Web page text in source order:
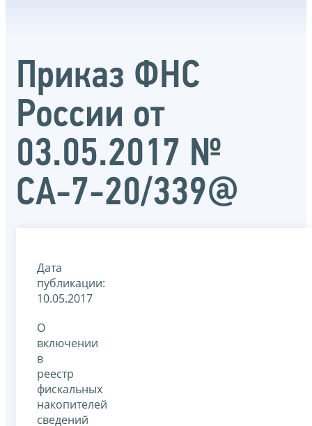
Приказ ФНС
России от
03.05.2017 №
СА-7-20/339@
Дата
публикации:
10.05.2017
О
включении
в
реестр
фискальных
накопителей
сведений